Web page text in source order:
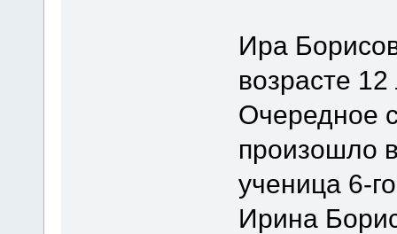
Ира
возрасте 12
Очередное
произошло
ученица 6-
Ирина